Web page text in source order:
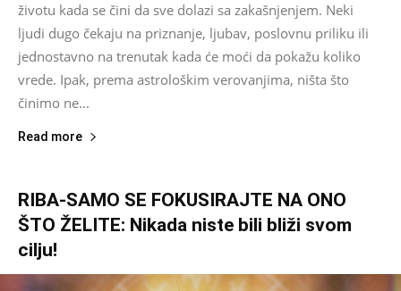
životu kada se čini da sve dolazi sa zakašnjenjem. Neki
ljudi dugo čekaju na priznanje, ljubav, poslovnu priliku ili
jednostavno na trenutak kada će moći da pokažu koliko
vrede. Ipak, prema astrološkim verovanjima, ništa što
činimo ne...
Read more
RIBA-SAMO SE FOKUSIRAJTE NA ONO
ŠTO ŽELITE: Nikada niste bili bliži svom
cilju!